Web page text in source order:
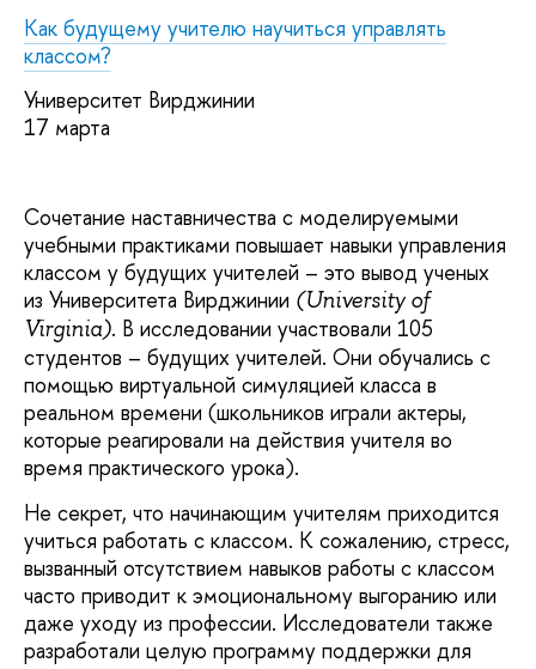
Как будущему учителю научиться управлять
классом?
Университет Вирджинии
17 марта
Сочетание наставничества с моделируемыми
учебными практиками повышает навыки управления
классом у будущих учителей – это вывод ученых
из Университета Вирджинии (University of
Virginia). В исследовании участвовали 105
студентов – будущих учителей. Они обучались с
помощью виртуальной симуляцией класса в
реальном времени (школьников играли актеры,
которые реагировали на действия учителя во
время практического урока).
Не секрет, что начинающим учителям приходится
учиться работать с классом. К сожалению, стресс,
вызванный отсутствием навыков работы с классом
часто приводит к эмоциональному выгоранию или
даже уходу из профессии. Исследователи также
разработали целую программу поддержки для